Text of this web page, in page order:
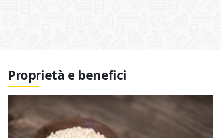
Proprietà e benefici